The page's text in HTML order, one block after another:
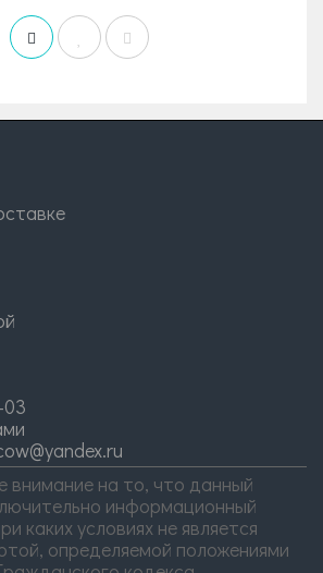
03
на то, что данный
информационный
каких условиях не является
определяемой положениями